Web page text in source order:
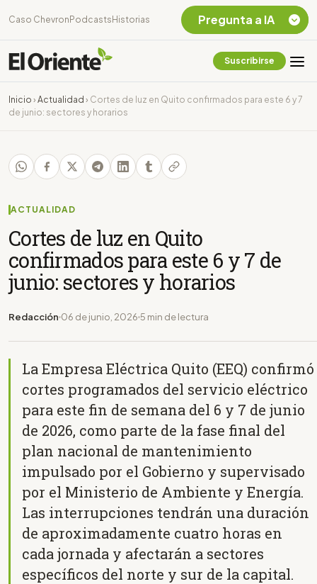
Caso Chevron Podcasts Historias
Suscribirse
Inicio › Actualidad › Cortes de luz en Quito confirmados para este 6 y 7
de junio: sectores y horarios
ACTUALIDAD
Cortes de luz en Quito
confirmados para este 6 y 7 de
junio: sectores y horarios
Redacción 06 de junio, 2026 5 min de lectura
La Empresa Eléctrica Quito (EEQ) confirmó
cortes programados del servicio eléctrico
para este fin de semana del 6 y 7 de junio
de 2026, como parte de la fase final del
plan nacional de mantenimiento
impulsado por el Gobierno y supervisado
por el Ministerio de Ambiente y Energía.
Las interrupciones tendrán una duración
de aproximadamente cuatro horas en
cada jornada y afectarán a sectores
específicos del norte y sur de la capital.
Pregunta a IA
Chevron Ecuador